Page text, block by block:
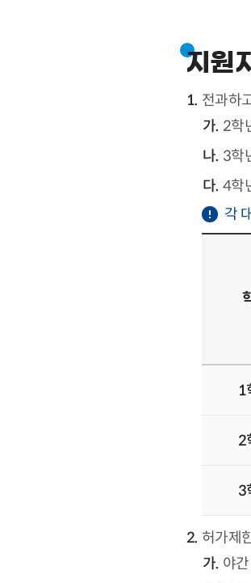
지원
전과하
2학
3학
4학
각
1
2
3
허가제
야